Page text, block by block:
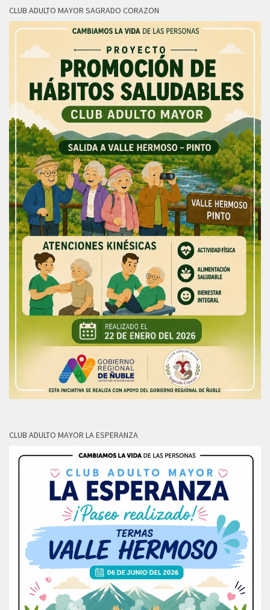
CLUB ADULTO MAYOR SAGRADO CORAZON
CLUB ADULTO MAYOR LA ESPERANZA